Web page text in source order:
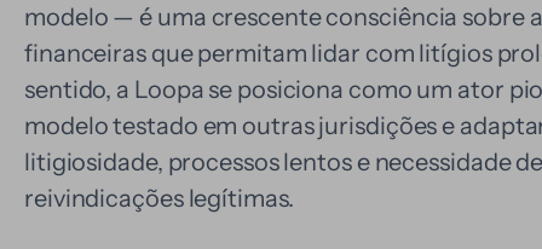
modelo — é uma crescente consciência sobre
financeiras que permitam lidar com litígios
sentido, a Loopa se posiciona como um ator
modelo testado em outras jurisdições e
litigiosidade, processos lentos e necessidade
reivindicações legítimas.